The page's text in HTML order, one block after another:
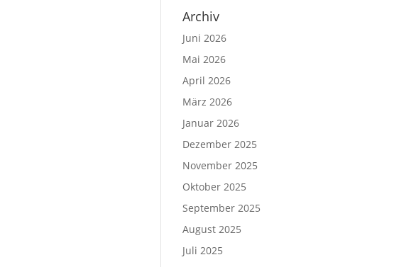
Archiv
Juni 2026
Mai 2026
April 2026
März 2026
Januar 2026
Dezember 2025
November 2025
Oktober 2025
September 2025
August 2025
Juli 2025